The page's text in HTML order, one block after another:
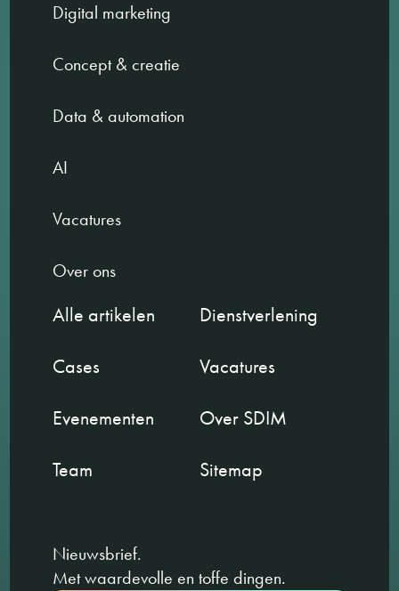
Digital marketing
Concept & creatie
Data & automation
AI
Vacatures
Over ons
Alle artikelen
Dienstverlening
Cases
Vacatures
Evenementen
Over SDIM
Team
Sitemap
Nieuwsbrief.
Met waardevolle en toffe dingen.